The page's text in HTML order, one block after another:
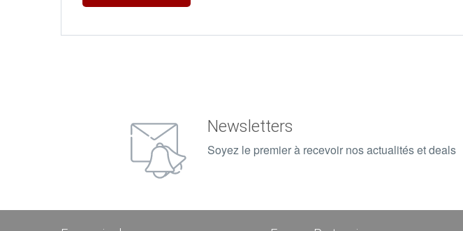
Newsletters
Soyez le premier à recevoir nos actualités et deals